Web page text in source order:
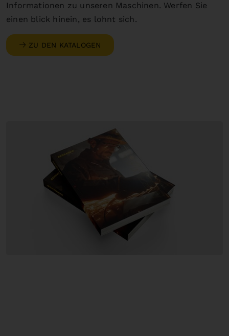
Informationen zu unseren Maschinen. Werfen Sie
einen blick hinein, es lohnt sich.
ZU DEN KATALOGEN